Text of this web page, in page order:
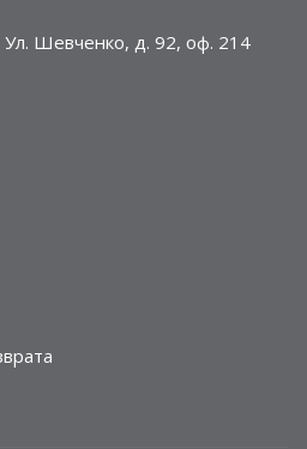
Ул. Шевченко, д. 92, оф. 214